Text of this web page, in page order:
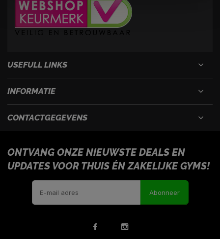
USEFULL LINKS
INFORMATIE
CONTACTGEGEVENS
ONTVANG ONZE NIEUWSTE DEALS EN
UPDATES VOOR THUIS ÉN ZAKELIJKE GYMS!
Abonneer